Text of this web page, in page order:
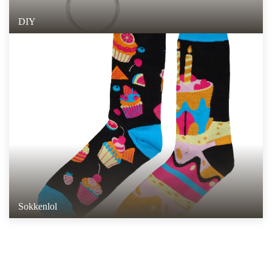
DIY
Sokkenlol